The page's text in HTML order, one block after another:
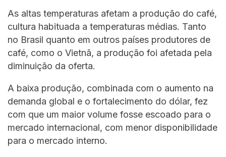
As altas temperaturas afetam a produção do café,
cultura habituada a temperaturas médias. Tanto
no Brasil quanto em outros países produtores de
café, como o Vietnã, a produção foi afetada pela
diminuição da oferta.
A baixa produção, combinada com o aumento na
demanda global e o fortalecimento do dólar, fez
com que um maior volume fosse escoado para o
mercado internacional, com menor disponibilidade
para o mercado interno.